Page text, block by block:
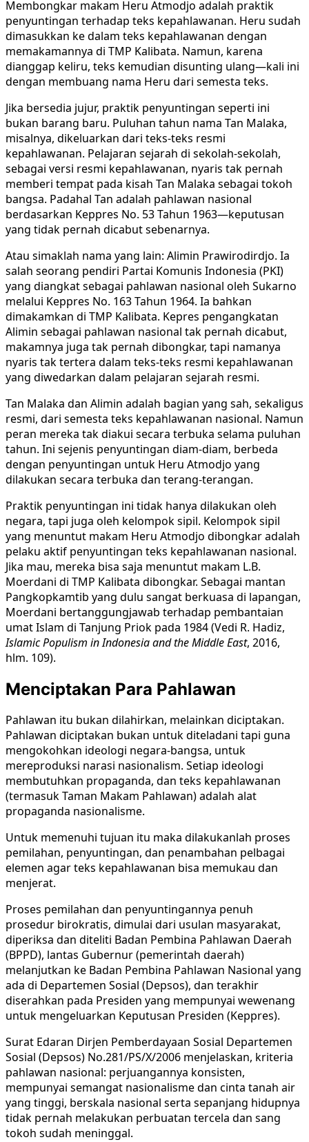
Membongkar makam Heru Atmodjo adalah praktik
penyuntingan terhadap teks kepahlawanan. Heru sudah
dimasukkan ke dalam teks kepahlawanan dengan
memakamannya di TMP Kalibata. Namun, karena
dianggap keliru, teks kemudian disunting ulang—kali ini
dengan membuang nama Heru dari semesta teks.
Jika bersedia jujur, praktik penyuntingan seperti ini
bukan barang baru. Puluhan tahun nama Tan Malaka,
misalnya, dikeluarkan dari teks-teks resmi
kepahlawanan. Pelajaran sejarah di sekolah-sekolah,
sebagai versi resmi kepahlawanan, nyaris tak pernah
memberi tempat pada kisah Tan Malaka sebagai tokoh
bangsa. Padahal Tan adalah pahlawan nasional
berdasarkan Keppres No. 53 Tahun 1963—keputusan
yang tidak pernah dicabut sebenarnya.
Atau simaklah nama yang lain: Alimin Prawirodirdjo. Ia
salah seorang pendiri Partai Komunis Indonesia (PKI)
yang diangkat sebagai pahlawan nasional oleh Sukarno
melalui Keppres No. 163 Tahun 1964. Ia bahkan
dimakamkan di TMP Kalibata. Kepres pengangkatan
Alimin sebagai pahlawan nasional tak pernah dicabut,
makamnya juga tak pernah dibongkar, tapi namanya
nyaris tak tertera dalam teks-teks resmi kepahlawanan
yang diwedarkan dalam pelajaran sejarah resmi.
Tan Malaka dan Alimin adalah bagian yang sah, sekaligus
resmi, dari semesta teks kepahlawanan nasional. Namun
peran mereka tak diakui secara terbuka selama puluhan
tahun. Ini sejenis penyuntingan diam-diam, berbeda
dengan penyuntingan untuk Heru Atmodjo yang
dilakukan secara terbuka dan terang-terangan.
Praktik penyuntingan ini tidak hanya dilakukan oleh
negara, tapi juga oleh kelompok sipil. Kelompok sipil
yang menuntut makam Heru Atmodjo dibongkar adalah
pelaku aktif penyuntingan teks kepahlawanan nasional.
Jika mau, mereka bisa saja menuntut makam L.B.
Moerdani di TMP Kalibata dibongkar. Sebagai mantan
Pangkopkamtib yang dulu sangat berkuasa di lapangan,
Moerdani bertanggungjawab terhadap pembantaian
umat Islam di Tanjung Priok pada 1984 (Vedi R. Hadiz,
Islamic Populism in Indonesia and the Middle East, 2016,
hlm. 109).
Menciptakan Para Pahlawan
Pahlawan itu bukan dilahirkan, melainkan diciptakan.
Pahlawan diciptakan bukan untuk diteladani tapi guna
mengokohkan ideologi negara-bangsa, untuk
mereproduksi narasi nasionalism. Setiap ideologi
membutuhkan propaganda, dan teks kepahlawanan
(termasuk Taman Makam Pahlawan) adalah alat
propaganda nasionalisme.
Untuk memenuhi tujuan itu maka dilakukanlah proses
pemilahan, penyuntingan, dan penambahan pelbagai
elemen agar teks kepahlawanan bisa memukau dan
menjerat.
Proses pemilahan dan penyuntingannya penuh
prosedur birokratis, dimulai dari usulan masyarakat,
diperiksa dan diteliti Badan Pembina Pahlawan Daerah
(BPPD), lantas Gubernur (pemerintah daerah)
melanjutkan ke Badan Pembina Pahlawan Nasional yang
ada di Departemen Sosial (Depsos), dan terakhir
diserahkan pada Presiden yang mempunyai wewenang
untuk mengeluarkan Keputusan Presiden (Keppres).
Surat Edaran Dirjen Pemberdayaan Sosial Departemen
Sosial (Depsos) No.281/PS/X/2006 menjelaskan, kriteria
pahlawan nasional: perjuangannya konsisten,
mempunyai semangat nasionalisme dan cinta tanah air
yang tinggi, berskala nasional serta sepanjang hidupnya
tidak pernah melakukan perbuatan tercela dan sang
tokoh sudah meninggal.